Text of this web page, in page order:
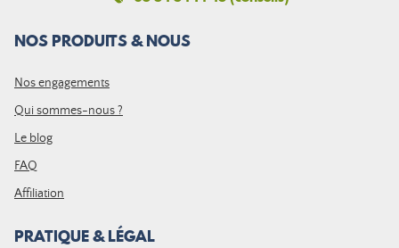
NOS PRODUITS & NOUS
Nos engagements
Qui sommes-nous ?
Le blog
FAQ
Affiliation
PRATIQUE & LÉGAL